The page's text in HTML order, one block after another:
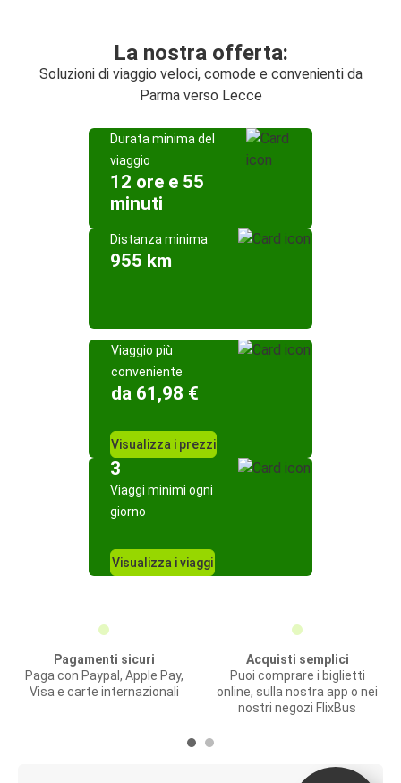
La nostra offerta:
Soluzioni di viaggio veloci, comode e convenienti da
Parma verso Lecce
Durata minima del
viaggio
12 ore e 55
minuti
Distanza minima
955 km
Viaggio più
conveniente
da 61,98 €
Visualizza i prezzi
3
Viaggi minimi ogni
giorno
Visualizza i viaggi
Pagamenti sicuri
Paga con Paypal, Apple Pay,
Visa e carte internazionali
Acquisti semplici
Puoi comprare i biglietti
online, sulla nostra app o nei
nostri negozi FlixBus